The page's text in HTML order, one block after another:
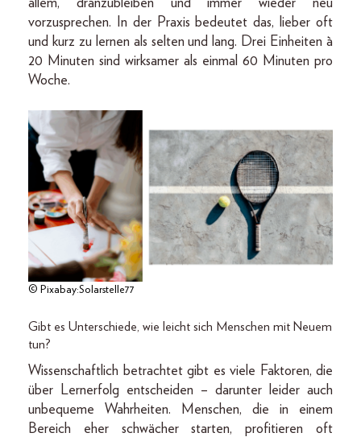
allem, dranzubleiben und immer wieder neu
vorzusprechen. In der Praxis bedeutet das, lieber oft
und kurz zu lernen als selten und lang. Drei Einheiten à
20 Minuten sind wirksamer als einmal 60 Minuten pro
Woche.
© Pixabay:Solarstelle77
Gibt es Unterschiede, wie leicht sich Menschen mit Neuem
tun?
Wissenschaftlich betrachtet gibt es viele Faktoren, die
über Lernerfolg entscheiden – darunter leider auch
unbequeme Wahrheiten. Menschen, die in einem
Bereich eher schwächer starten, profitieren oft